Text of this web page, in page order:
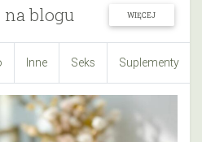
blogu WIĘCEJ
Inne Seks Suplementy